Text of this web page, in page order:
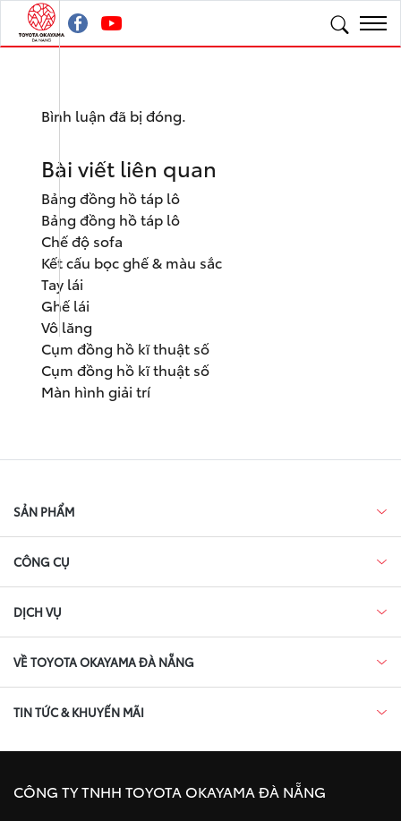
Bình luận đã bị đóng.
Bài viết liên quan
Bảng đồng hồ táp lô
Bảng đồng hồ táp lô
Chế độ sofa
Kết cấu bọc ghế & màu sắc
Tay lái
Ghế lái
Vô lăng
Cụm đồng hồ kĩ thuật số
Cụm đồng hồ kĩ thuật số
Màn hình giải trí
SẢN PHẨM
CÔNG CỤ
DỊCH VỤ
VỀ TOYOTA OKAYAMA ĐÀ NẴNG
TIN TỨC & KHUYẾN MÃI
CÔNG TY TNHH TOYOTA OKAYAMA ĐÀ NẴNG